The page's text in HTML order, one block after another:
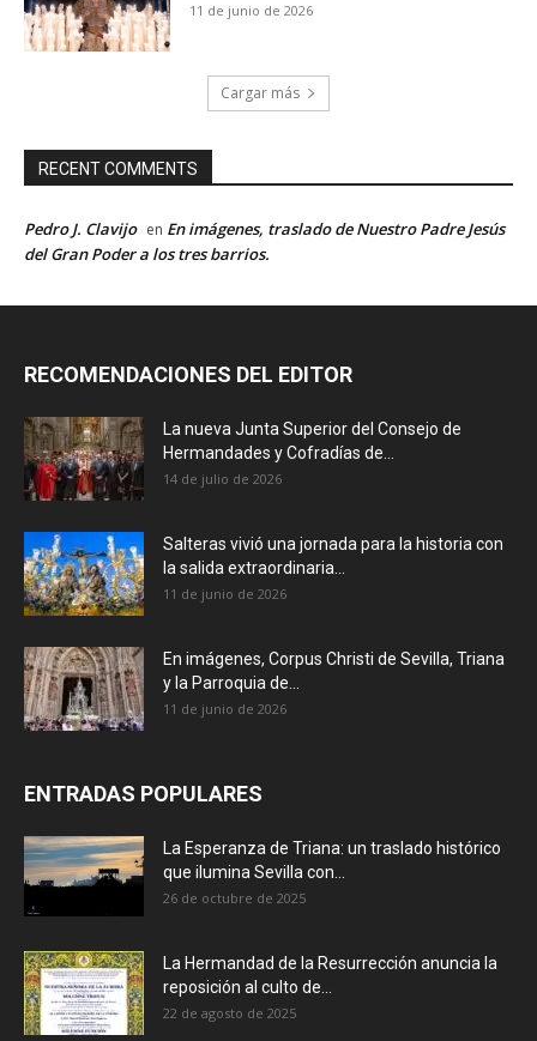
11 de junio de 2026
Cargar más
RECENT COMMENTS
Pedro J. Clavijo en En imágenes, traslado de Nuestro Padre Jesús
del Gran Poder a los tres barrios.
RECOMENDACIONES DEL EDITOR
La nueva Junta Superior del Consejo de
Hermandades y Cofradías de...
14 de julio de 2026
Salteras vivió una jornada para la historia con
la salida extraordinaria...
11 de junio de 2026
En imágenes, Corpus Christi de Sevilla, Triana
y la Parroquia de...
11 de junio de 2026
ENTRADAS POPULARES
La Esperanza de Triana: un traslado histórico
que ilumina Sevilla con...
26 de octubre de 2025
La Hermandad de la Resurrección anuncia la
reposición al culto de...
22 de agosto de 2025